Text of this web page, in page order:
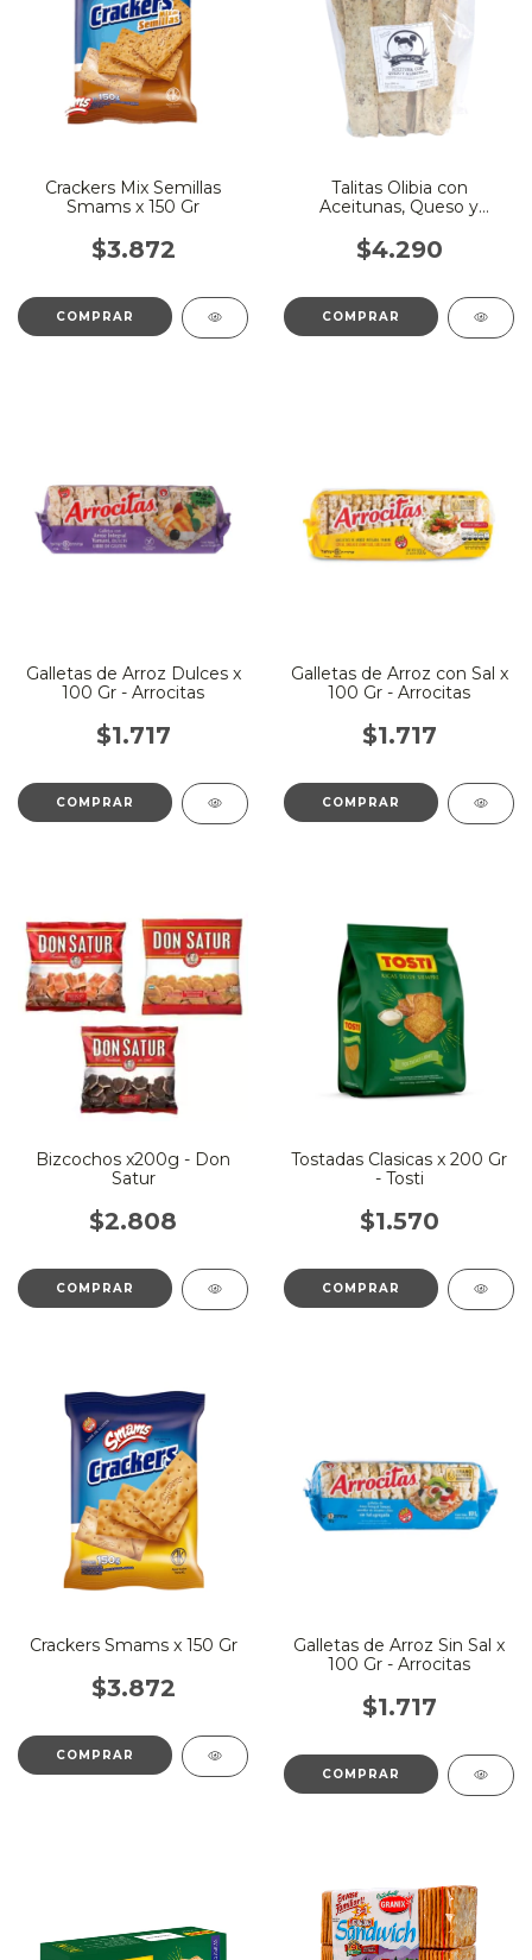
Crackers Mix Semillas
Smams x 150 Gr
$3.872
Talitas Olibia con
Aceitunas, Queso y
$4.290
Galletas de Arroz Dulces x
100 Gr - Arrocitas
$1.717
Galletas de Arroz con Sal x
100 Gr - Arrocitas
$1.717
Bizcochos x200g - Don
Satur
$2.808
COMPRAR
Tostadas Clasicas x 200 Gr
- Tosti
$1.570
Crackers Smams x 150 Gr
$3.872
Galletas de Arroz Sin Sal x
100 Gr - Arrocitas
$1.717